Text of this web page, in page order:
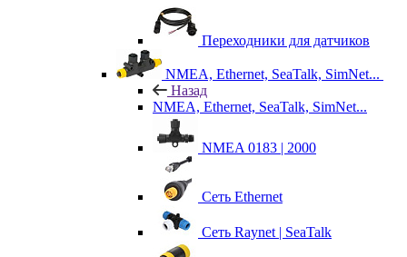
Переходники для датчиков
NMEA, Ethernet, SeaTalk, SimNet...
Назад
NMEA, Ethernet, SeaTalk, SimNet...
NMEA 0183 | 2000
Сеть Ethernet
Сеть Raynet | SeaTalk